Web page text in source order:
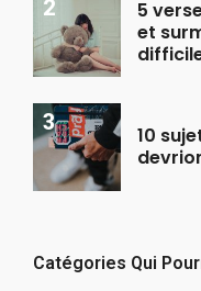
5
et
10
Catégories Qui